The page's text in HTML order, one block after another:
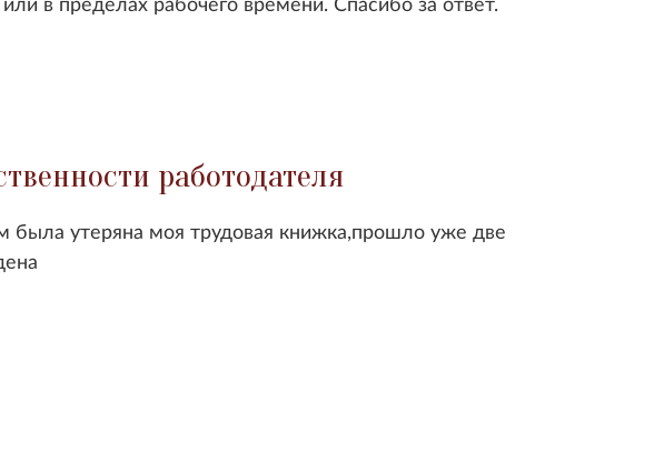
работодателя
была утеряна моя трудовая книжка,прошло уже две